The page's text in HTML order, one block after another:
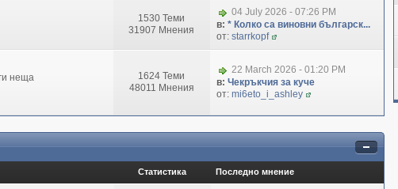
1530 Теми
31907 Мнения
04 July 2026 - 07:26 PM
в: * Колко са виновни българск...
от: starrkopf
неща
1624 Теми
48011 Мнения
22 March 2026 - 01:20 PM
в: Чекръкчия за куче
от: mi6eto_i_ashley
Статистика Последно мнение